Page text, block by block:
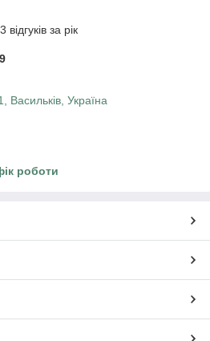
за рік
Васильків, Україна
роботи